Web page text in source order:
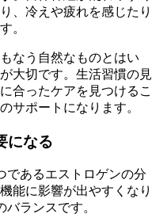
、冷えや疲れを感じたり
。
なう自然なものとはい
大切です。生活習慣の見
合ったケアを見つけるこ
サポートになります。
になる
であるエストロゲンの分
能に影響が出やすくなり
ランスです。